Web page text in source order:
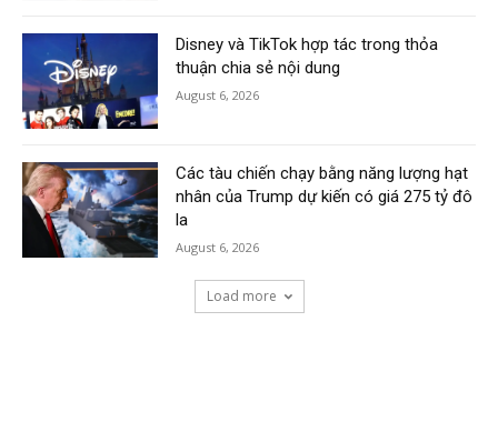
Disney và TikTok hợp tác trong thỏa
thuận chia sẻ nội dung
August 6, 2026
Các tàu chiến chạy bằng năng lượng hạt
nhân của Trump dự kiến có giá 275 tỷ đô
la
August 6, 2026
Load more